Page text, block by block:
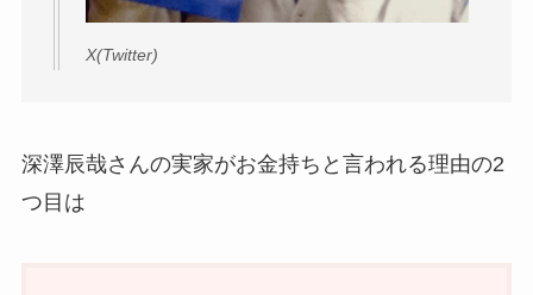
X(Twitter)
深澤辰哉さんの実家がお金持ちと言われる理由の2
つ目は